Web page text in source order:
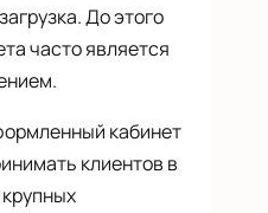
До этого
часто является
кабинет
клиентов в